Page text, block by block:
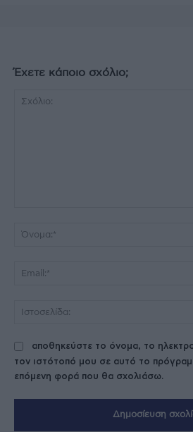
Έχετε κάποιο σχόλιο;
αποθηκεύστε το όνομα, το
τον ιστότοπό μου σε αυτό το
επόμενη φορά που θα σχολιάσω.